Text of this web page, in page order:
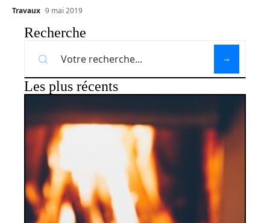
Travaux 9 mai 2019
Recherche
Les plus récents